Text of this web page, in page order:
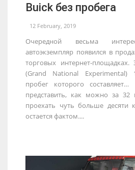
Buick без пробега
12 February, 2019
Очередной весьма
автоэкземпляр появился в
торговых интернет-
(Grand National Experimental)
пробег которого
представить, как можно за 32
проехать чуть больше десяти
остается фактом....